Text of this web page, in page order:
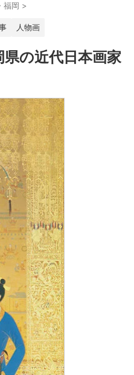
福岡 >
人物画
の近代日本画家